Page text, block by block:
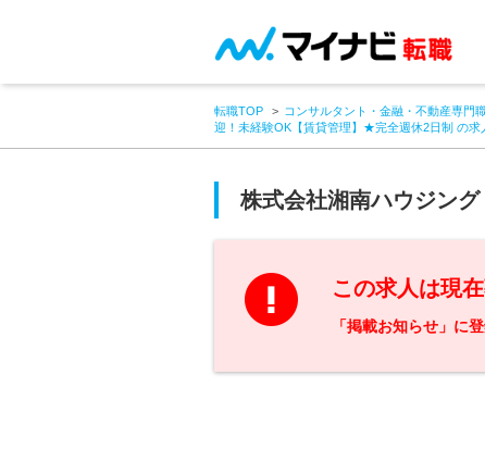
転職TOP コンサルタント・金融・不動産専門
迎！未経験OK【賃貸管理】★完全週休2日制 の求
株式会社湘南ハウジング
この求人は現
「掲載お知らせ」に